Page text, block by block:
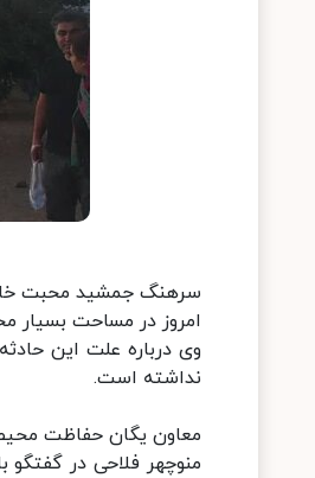
سرهنگ جمشید محبت
امروز در مساحت بسیار محدود( 300 متر) در پارک پردیسان آتش سوزی اتفاق افتاد که با عکس
وی درباره علت این
نداشته است.
معاون یگان حفاظت